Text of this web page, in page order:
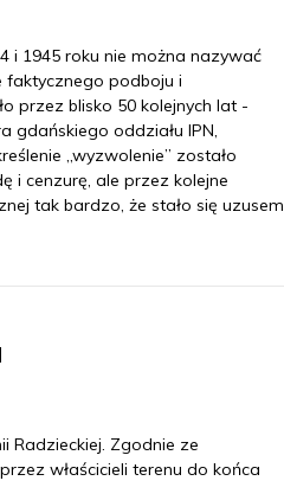
i 1945 roku nie można nazywać
faktycznego podboju i
przez blisko 50 kolejnych lat -
gdańskiego oddziału IPN,
„wyzwolenie” zostało
i cenzurę, ale przez kolejne
tak bardzo, że stało się uzusem
Radzieckiej. Zgodnie ze
właścicieli terenu do końca